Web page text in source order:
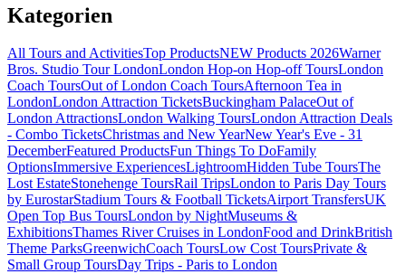
Kategorien
All Tours and ActivitiesTop ProductsNEW Products 2026Warner
Bros. Studio Tour LondonLondon Hop-on Hop-off ToursLondon
Coach ToursOut of London Coach ToursAfternoon Tea in
LondonLondon Attraction TicketsBuckingham PalaceOut of
London AttractionsLondon Walking ToursLondon Attraction Deals
- Combo TicketsChristmas and New YearNew Year's Eve - 31
DecemberFeatured ProductsFun Things To DoFamily
OptionsImmersive ExperiencesLightroomHidden Tube ToursThe
Lost EstateStonehenge ToursRail TripsLondon to Paris Day Tours
by EurostarStadium Tours & Football TicketsAirport TransfersUK
Open Top Bus ToursLondon by NightMuseums &
ExhibitionsThames River Cruises in LondonFood and DrinkBritish
Theme ParksGreenwichCoach ToursLow Cost ToursPrivate &
Small Group ToursDay Trips - Paris to London